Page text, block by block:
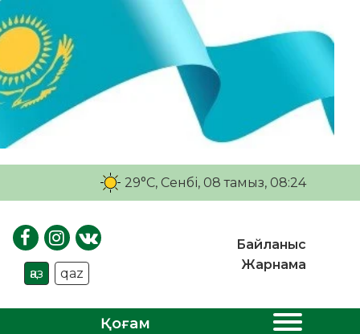
29°C, Сенбі, 08 тамыз, 08:24
қаз qaz
Байланыс
Жарнама
Қоғам